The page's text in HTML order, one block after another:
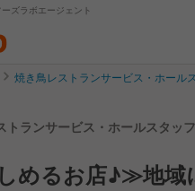
ズラボエージェント
焼き鳥レストランサービス・ホール
トランサービス・ホールスタッ
めるお店♪≫地